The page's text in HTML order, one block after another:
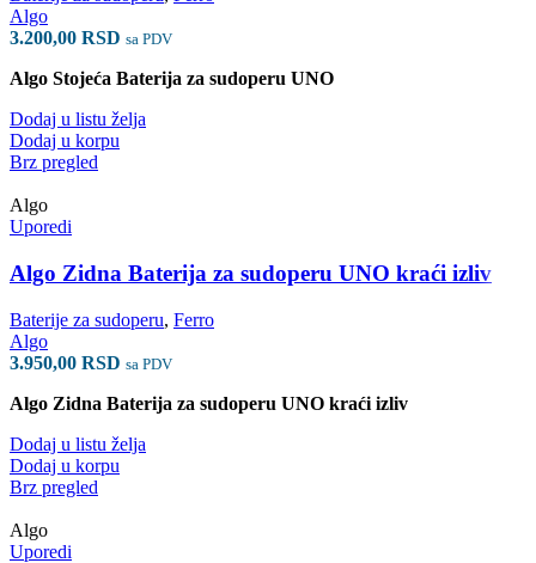
Algo
3.200,00 RSD sa PDV
Algo Stojeća Baterija za sudoperu UNO
Dodaj u listu želja
Dodaj u korpu
Brz pregled
Algo
Uporedi
Algo Zidna Baterija za sudoperu UNO kraći izliv
Baterije za sudoperu, Ferro
Algo
3.950,00 RSD sa PDV
Algo Zidna Baterija za sudoperu UNO kraći izliv
Dodaj u listu želja
Dodaj u korpu
Brz pregled
Algo
Uporedi